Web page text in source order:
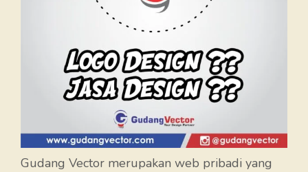
Gudang Vector merupakan web pribadi yang